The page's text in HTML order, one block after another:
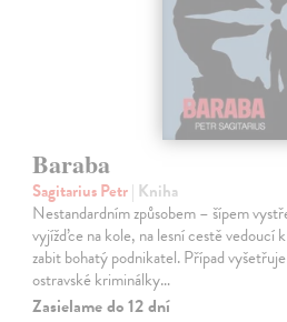
Baraba
Sagitarius Petr| Kniha
Nestandardním způsobem – šípem
vyjížďce na kole, na lesní cestě vedoucí
zabit bohatý podnikatel. Případ
ostravské kriminálky…
Zasielame do 12 dní